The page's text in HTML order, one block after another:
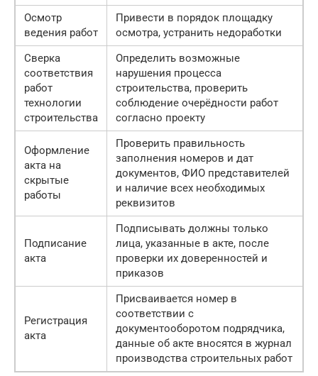
Осмотр
ведения работ
Привести в порядок площадку
осмотра, устранить недоработки
Сверка
соответствия
работ
технологии
строительства
Определить возможные
нарушения процесса
строительства, проверить
соблюдение очерёдности работ
согласно проекту
Оформление
акта на
скрытые
работы
Проверить правильность
заполнения номеров и дат
документов, ФИО представителей
и наличие всех необходимых
реквизитов
Подписание
акта
Подписывать должны только
лица, указанные в акте, после
проверки их доверенностей и
приказов
Регистрация
акта
Присваивается номер в
соответствии с
документооборотом подрядчика,
данные об акте вносятся в журнал
производства строительных работ